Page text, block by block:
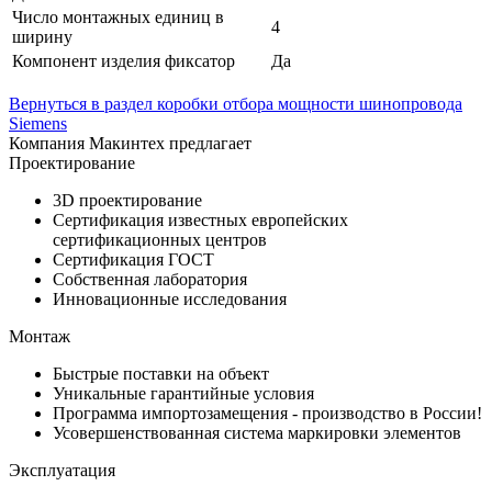
Число монтажных единиц в
ширину
4
Компонент изделия фиксатор
Да
Вернуться в раздел коробки отбора мощности шинопровода
Siemens
Компания Макинтех предлагает
Проектирование
3D проектирование
Сертификация известных европейских
сертификационных центров
Сертификация ГОСТ
Собственная лаборатория
Инновационные исследования
Монтаж
Быстрые поставки на объект
Уникальные гарантийные условия
Программа импортозамещения - производство в России!
Усовершенствованная система маркировки элементов
Эксплуатация